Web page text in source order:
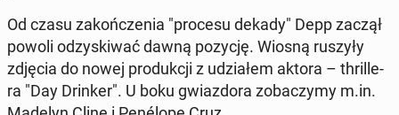
Od czasu za­koń­cze­nia "procesu dekady" Depp zaczął
powoli od­zy­ski­wać dawną pozycję. Wiosną ruszyły
zdjęcia do nowej pro­duk­cji z udzia­łem aktora – thril­le­
ra "Day Drinker". U boku gwiaz­do­ra zo­ba­czy­my m.in.